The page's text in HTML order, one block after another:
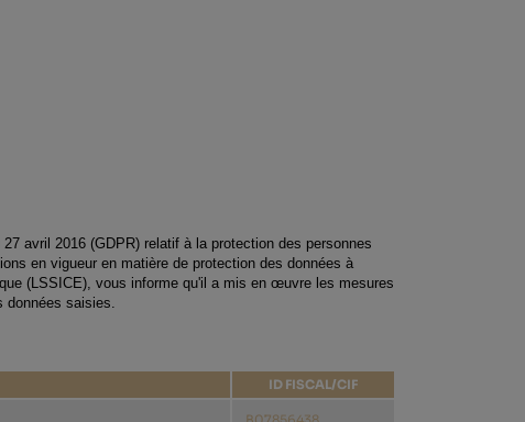
avril 2016 (GDPR) relatif à la protection des personnes
en vigueur en matière de protection des données à
(LSSICE), vous informe qu'il a mis en œuvre les mesures
saisies.
ID FISCAL/CIF